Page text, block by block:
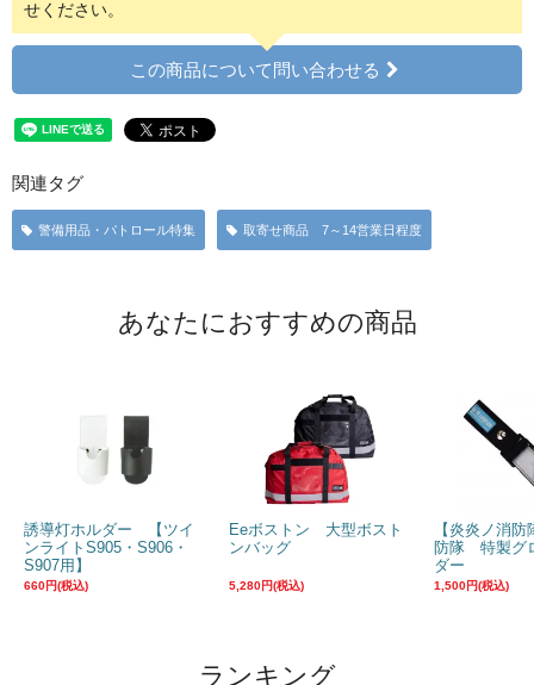
せください。
この商品について問い合わせる
関連タグ
警備用品・パトロール特集 取寄せ商品 7～14営業日程度
あなたにおすすめの商品
誘導灯ホルダー 【ツイ
ンライトS905・S906・
S907用】
660円(税込)
Eeボストン 大型ボスト
ンバッグ
5,280円(税込)
【炎炎ノ消
防隊 特製グ
ダー
1,500円(税込)
ランキング